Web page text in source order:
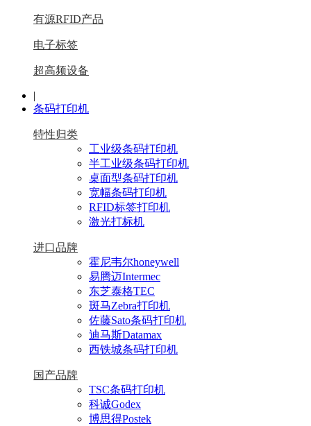
有源RFID产品
电子标签
超高频设备
|
条码打印机
特性归类
工业级条码打印机
半工业级条码打印机
桌面型条码打印机
宽幅条码打印机
RFID标签打印机
激光打标机
进口品牌
霍尼韦尔honeywell
易腾迈Intermec
东芝泰格TEC
斑马Zebra打印机
佐藤Sato条码打印机
迪马斯Datamax
西铁城条码打印机
国产品牌
TSC条码打印机
科诚Godex
博思得Postek